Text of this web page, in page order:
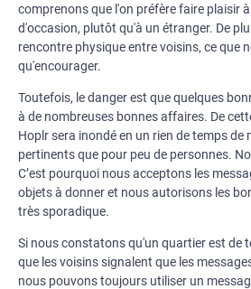
comprenons que l'on préfère faire plaisir
d'occasion, plutôt qu'à un étranger. De
rencontre physique entre voisins, ce que
qu'encourager.
Toutefois, le danger est que quelques
à de nombreuses bonnes affaires. De
Hoplr sera inondé en un rien de temps de
pertinents que pour peu de personnes.
C’est pourquoi nous acceptons les
objets à donner et nous autorisons les
très sporadique.
Si nous constatons qu'un quartier est de
que les voisins signalent que les
nous pouvons toujours utiliser un